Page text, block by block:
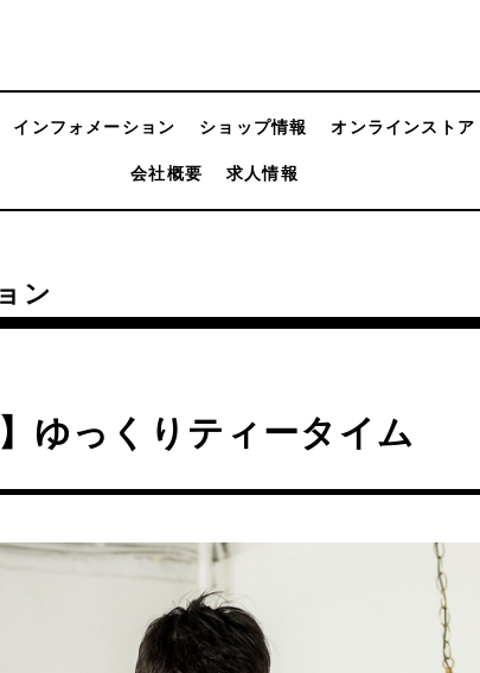
インフォメーション ショップ情報 オンラインストア
会社概要 求人情報
ン
ゆっくりティータイム